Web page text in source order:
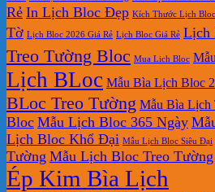
Rẻ In Lịch Bloc Đẹp Kích Thước Lịch Bloc
Tờ Lịch Bloc 2026 Giá Rẻ Lịch Bloc Giá Rẻ Lịch
Treo Tường Bloc Mua Lich Bloc
Lịch BLoc Mẫu Bìa Lịch Bloc
BLoc Treo Tường Mẫu Bìa Lịch
Bloc Mẫu Lịch Bloc 365 Ngày
Lịch Bloc Khổ Đại Mẫu Lịch Bloc Siêu Đại
Tường Mẫu Lịch Bloc Treo
Ép Kim Bìa Lịch